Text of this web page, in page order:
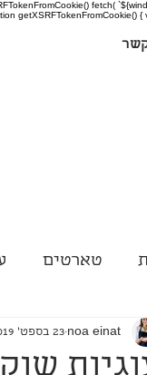
fetch(
getXSRFTokenFromCookie()
טארטים
noa einat 23 בספט׳ 2019